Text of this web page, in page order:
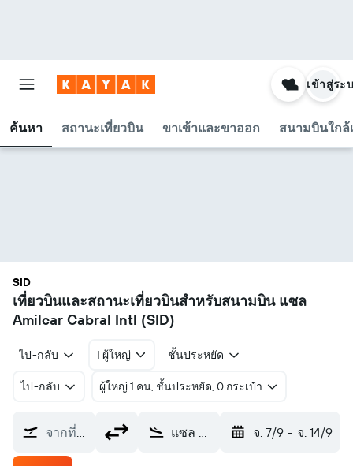
ค้นหา สถานะเที่ยวบิน ขาเข้าและขาออก สนามบินใกล้
เข้าสู่ระ
SID
เที่ยวบินและสถานะเที่ยวบินสำหรับสนามบิน แซล
Amilcar Cabral Intl (SID)
ไป-กลับ 1 ผู้ใหญ่ ชั้นประหยัด
ไป-กลับ ผู้ใหญ่ 1 คน, ชั้นประหยัด, 0 กระเป๋า
จากที่ไหน? แซล Amilcar Cabral Intl (SID) จ. 7/9 - จ. 14/9